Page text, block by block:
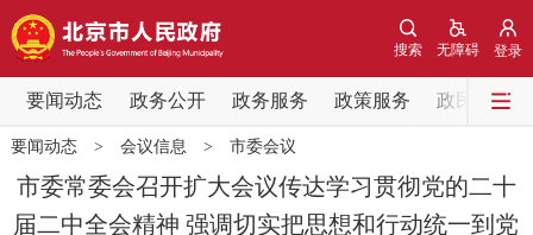
登录
无障碍
搜索
要闻动态 政务公开 政务服务 政策服务 政民互动
要闻动态
党中央精神 国务院信息
北京要闻 会议信息 部门动态
要闻动态> 会议信息 > 市委会议
市委常委会召开扩大会议传达学习贯彻党的二十
届二中全会精神 强调切实把思想和行动统一到党